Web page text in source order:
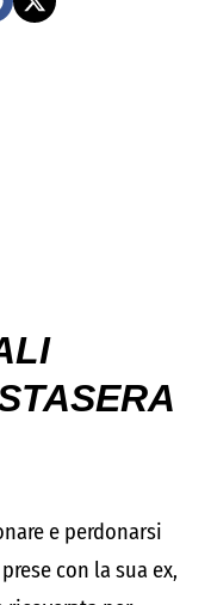
e perdonarsi
con la sua ex,